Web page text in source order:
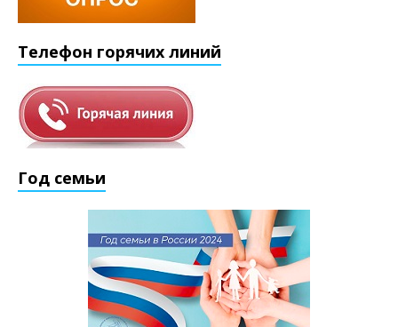
Телефон горячих линий
Год семьи